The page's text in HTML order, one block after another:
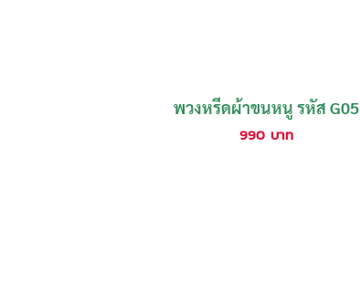
พวงหรีดผ้าขนหนู รหัส G05
990 บาท